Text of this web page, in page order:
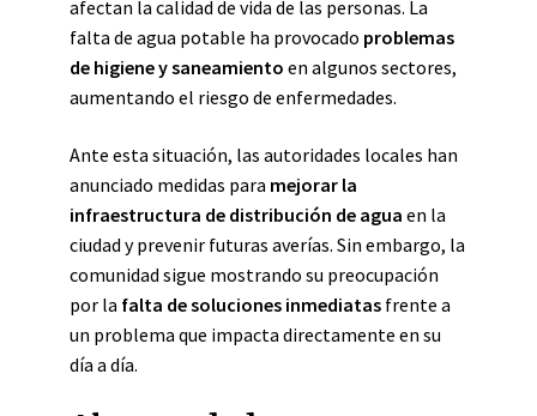
afectan la calidad de vida de las personas. La
falta de agua potable ha provocado problemas
de higiene y saneamiento en algunos sectores,
aumentando el riesgo de enfermedades.
Ante esta situación, las autoridades locales han
anunciado medidas para mejorar la
infraestructura de distribución de agua en la
ciudad y prevenir futuras averías. Sin embargo, la
comunidad sigue mostrando su preocupación
por la falta de soluciones inmediatas frente a
un problema que impacta directamente en su
día a día.